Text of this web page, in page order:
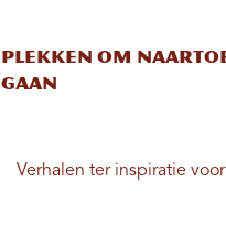
Plekken om
gaan
Verhalen ter inspiratie